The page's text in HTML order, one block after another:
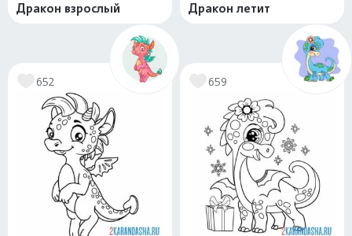
Дракон взрослый Дракон летит
652 659